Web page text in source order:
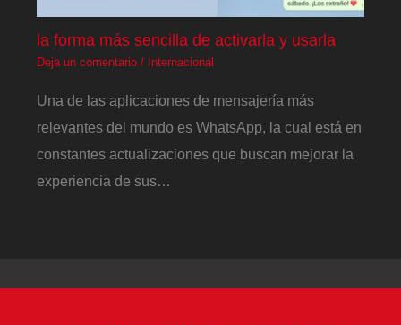
la forma más sencilla de activarla y usarla
Deja un comentario / Internacional
Una de las aplicaciones de mensajería más
relevantes del mundo es WhatsApp, la cual está en
constantes actualizaciones que buscan mejorar la
experiencia de sus…